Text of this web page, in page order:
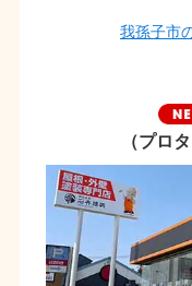
我孫子市
（プロ